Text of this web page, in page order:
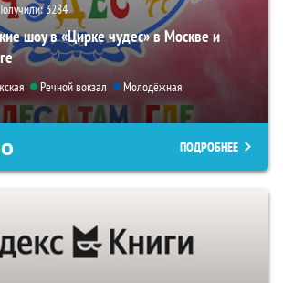
3284
шоу в «Цирке чудес» в Москве и
Речной вокзал
Молодёжная
ПОДРОБНЕЕ